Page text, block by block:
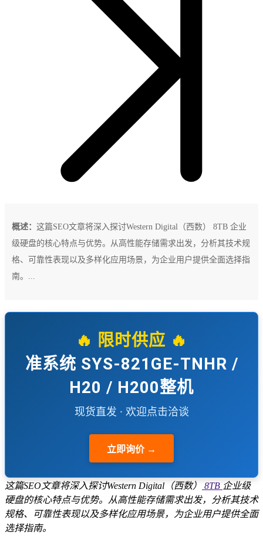
概述： 这篇SEO文章将深入探讨Western Digital（西数） 8TB 企业
级硬盘的核心特点与优势。从高性能存储需求出发，分析其技术规
格、可靠性表现以及多样化应用场景，为企业用户提供全面选择指
南。...
🔥 限时供应 🔥
准系统 SYS-821GE-TNHR /
H20 / H200整机
现货直发 · 欢迎点击洽谈
立即询价 →
这篇SEO文章将深入探讨Western Digital（西数） 8TB 企业级
硬盘的核心特点与优势。从高性能存储需求出发，分析其技术
规格、可靠性表现以及多样化应用场景，为企业用户提供全面
选择指南。